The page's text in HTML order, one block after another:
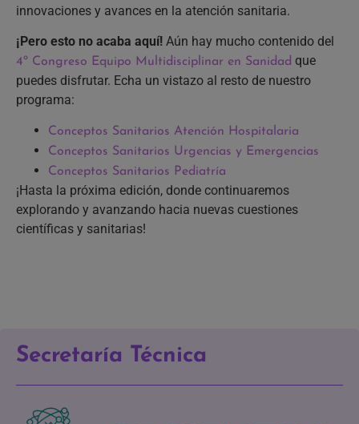
innovaciones y avances en la atención sanitaria.
¡Pero esto no acaba aquí! Aún hay mucho contenido del
4º Congreso Equipo Multidisciplinar en Sanidad que
puedes disfrutar. Echa un vistazo al resto de nuestro
programa:
Conceptos Sanitarios Atención Hospitalaria
Conceptos Sanitarios Urgencias y Emergencias
Conceptos Sanitarios Pediatría
¡Hasta la próxima edición, donde continuaremos
explorando y avanzando hacia nuevas cuestiones
científicas y sanitarias!
Secretaría Técnica